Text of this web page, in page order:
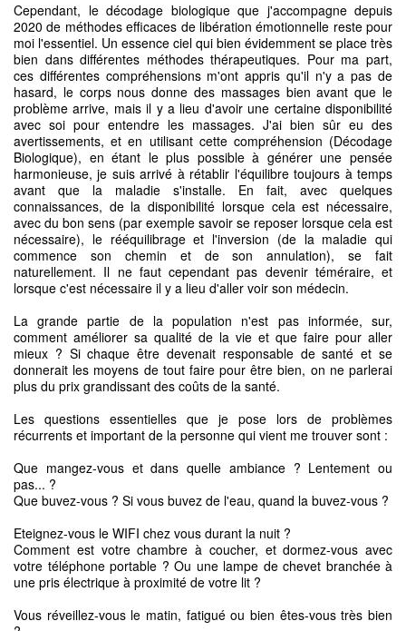
Cependant, le décodage biologique que j'accompagne depuis
2020 de méthodes efficaces de libération émotionnelle reste pour
moi l'essentiel. Un essence ciel qui bien évidemment se place très
bien dans différentes méthodes thérapeutiques. Pour ma part,
ces différentes compréhensions m'ont appris qu'il n'y a pas de
hasard, le corps nous donne des massages bien avant que le
problème arrive, mais il y a lieu d'avoir une certaine disponibilité
avec soi pour entendre les massages. J'ai bien sûr eu des
avertissements, et en utilisant cette compréhension (Décodage
Biologique), en étant le plus possible à générer une pensée
harmonieuse, je suis arrivé à rétablir l'équilibre toujours à temps
avant que la maladie s'installe. En fait, avec quelques
connaissances, de la disponibilité lorsque cela est nécessaire,
avec du bon sens (par exemple savoir se reposer lorsque cela est
nécessaire), le rééquilibrage et l'inversion (de la maladie qui
commence son chemin et de son annulation), se fait
naturellement. Il ne faut cependant pas devenir téméraire, et
lorsque c'est nécessaire il y a lieu d'aller voir son médecin.
La grande partie de la population n'est pas informée, sur,
comment améliorer sa qualité de la vie et que faire pour aller
mieux ? Si chaque être devenait responsable de santé et se
donnerait les moyens de tout faire pour être bien, on ne parlerai
plus du prix grandissant des coûts de la santé.
Les questions essentielles que je pose lors de problèmes
récurrents et important de la personne qui vient me trouver sont :
Que mangez-vous et dans quelle ambiance ? Lentement ou
pas... ?
Que buvez-vous ? Si vous buvez de l'eau, quand la buvez-vous ?
Eteignez-vous le WIFI chez vous durant la nuit ?
Comment est votre chambre à coucher, et dormez-vous avec
votre téléphone portable ? Ou une lampe de chevet branchée à
une pris électrique à proximité de votre lit ?
Vous réveillez-vous le matin, fatigué ou bien êtes-vous très bien